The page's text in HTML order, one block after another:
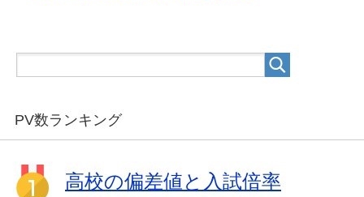
PV数ランキング
高校の偏差値と入試倍率